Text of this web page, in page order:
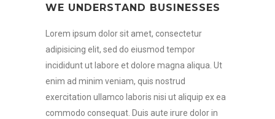
WE UNDERSTAND BUSINESSES
Lorem ipsum dolor sit amet, consectetur
adipisicing elit, sed do eiusmod tempor
incididunt ut labore et dolore magna aliqua. Ut
enim ad minim veniam, quis nostrud
exercitation ullamco laboris nisi ut aliquip ex ea
commodo consequat. Duis aute irure dolor in